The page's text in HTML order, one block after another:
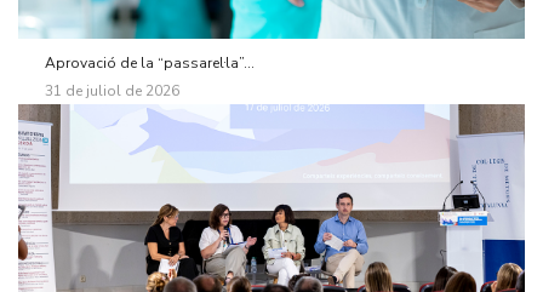
Aprovació de la “passarel·la”...
31 de juliol de 2026